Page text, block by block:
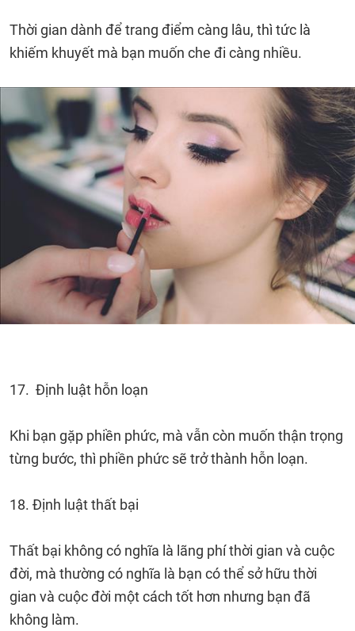
Thời gian dành để trang điểm càng lâu, thì tức là
khiếm khuyết mà bạn muốn che đi càng nhiều.
17. Định luật hỗn loạn
Khi bạn gặp phiền phức, mà vẫn còn muốn thận trọng
từng bước, thì phiền phức sẽ trở thành hỗn loạn.
18. Định luật thất bại
Thất bại không có nghĩa là lãng phí thời gian và cuộc
đời, mà thường có nghĩa là bạn có thể sở hữu thời
gian và cuộc đời một cách tốt hơn nhưng bạn đã
không làm.